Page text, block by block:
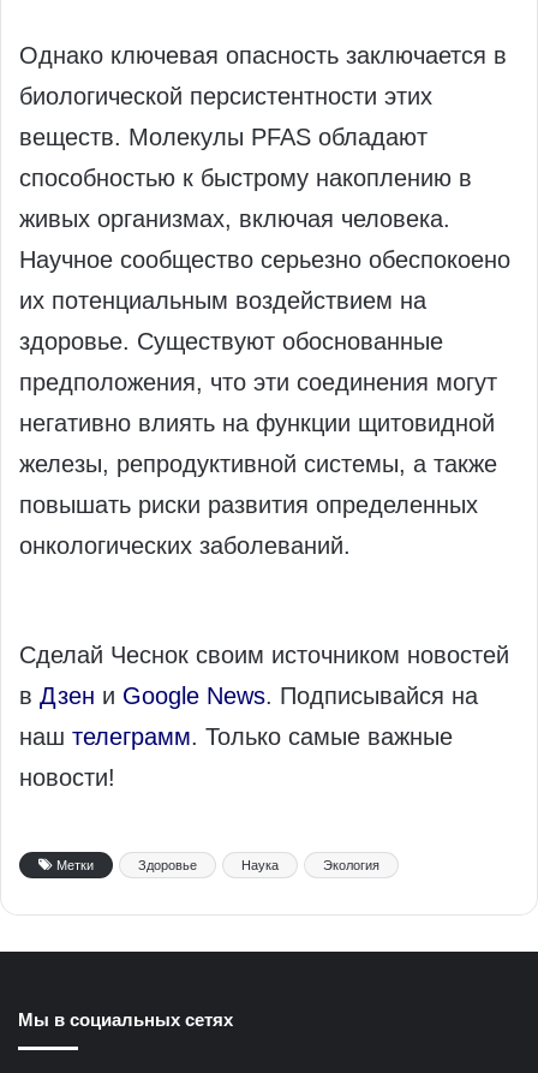
Однако ключевая опасность заключается в
биологической персистентности этих
веществ. Молекулы PFAS обладают
способностью к быстрому накоплению в
живых организмах, включая человека.
Научное сообщество серьезно обеспокоено
их потенциальным воздействием на
здоровье. Существуют обоснованные
предположения, что эти соединения могут
негативно влиять на функции щитовидной
железы, репродуктивной системы, а также
повышать риски развития определенных
онкологических заболеваний.
Сделай Чеснок своим источником новостей
в Дзен и Google News. Подписывайся на
наш телеграмм. Только самые важные
новости!
Метки Здоровье Наука Экология
Мы в социальных сетях